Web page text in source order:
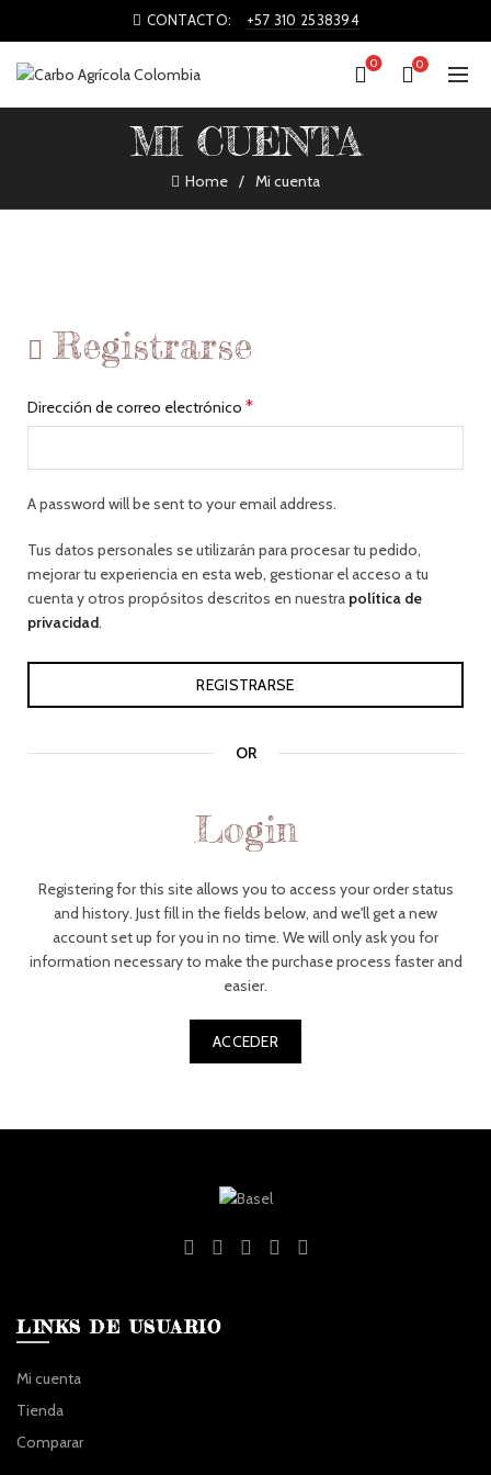
CONTACTO: +57 310 2538394
0 0
MI CUENTA
Home Mi cuenta
Registrarse
Dirección de correo electrónico *
A password will be sent to your email address.
Tus datos personales se utilizarán para procesar tu pedido,
mejorar tu experiencia en esta web, gestionar el acceso a tu
cuenta y otros propósitos descritos en nuestra política de
privacidad.
REGISTRARSE
OR
Login
Registering for this site allows you to access your order status
and history. Just fill in the fields below, and we'll get a new
account set up for you in no time. We will only ask you for
information necessary to make the purchase process faster and
easier.
ACCEDER
LINKS DE USUARIO
Mi cuenta
Tienda
Comparar